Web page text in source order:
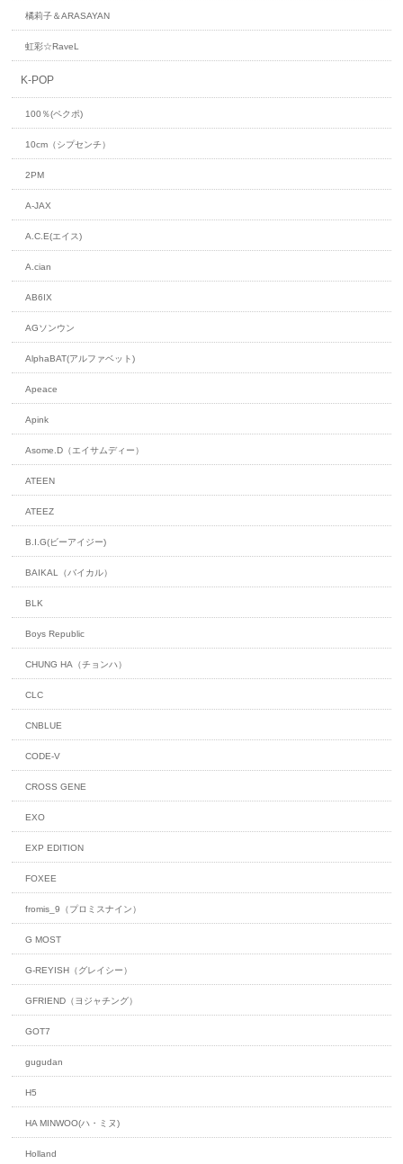
橘莉子＆ARASAYAN
虹彩☆RaveL
K-POP
100％(ペクポ)
10cm（シプセンチ）
2PM
A-JAX
A.C.E(エイス)
A.cian
AB6IX
AGソンウン
AlphaBAT(アルファベット)
Apeace
Apink
Asome.D（エイサムディー）
ATEEN
ATEEZ
B.I.G(ビーアイジー)
BAIKAL（バイカル）
BLK
Boys Republic
CHUNG HA（チョンハ）
CLC
CNBLUE
CODE-V
CROSS GENE
EXO
EXP EDITION
FOXEE
fromis_9（プロミスナイン）
G MOST
G-REYISH（グレイシー）
GFRIEND（ヨジャチング）
GOT7
gugudan
H5
HA MINWOO(ハ・ミヌ)
Holland